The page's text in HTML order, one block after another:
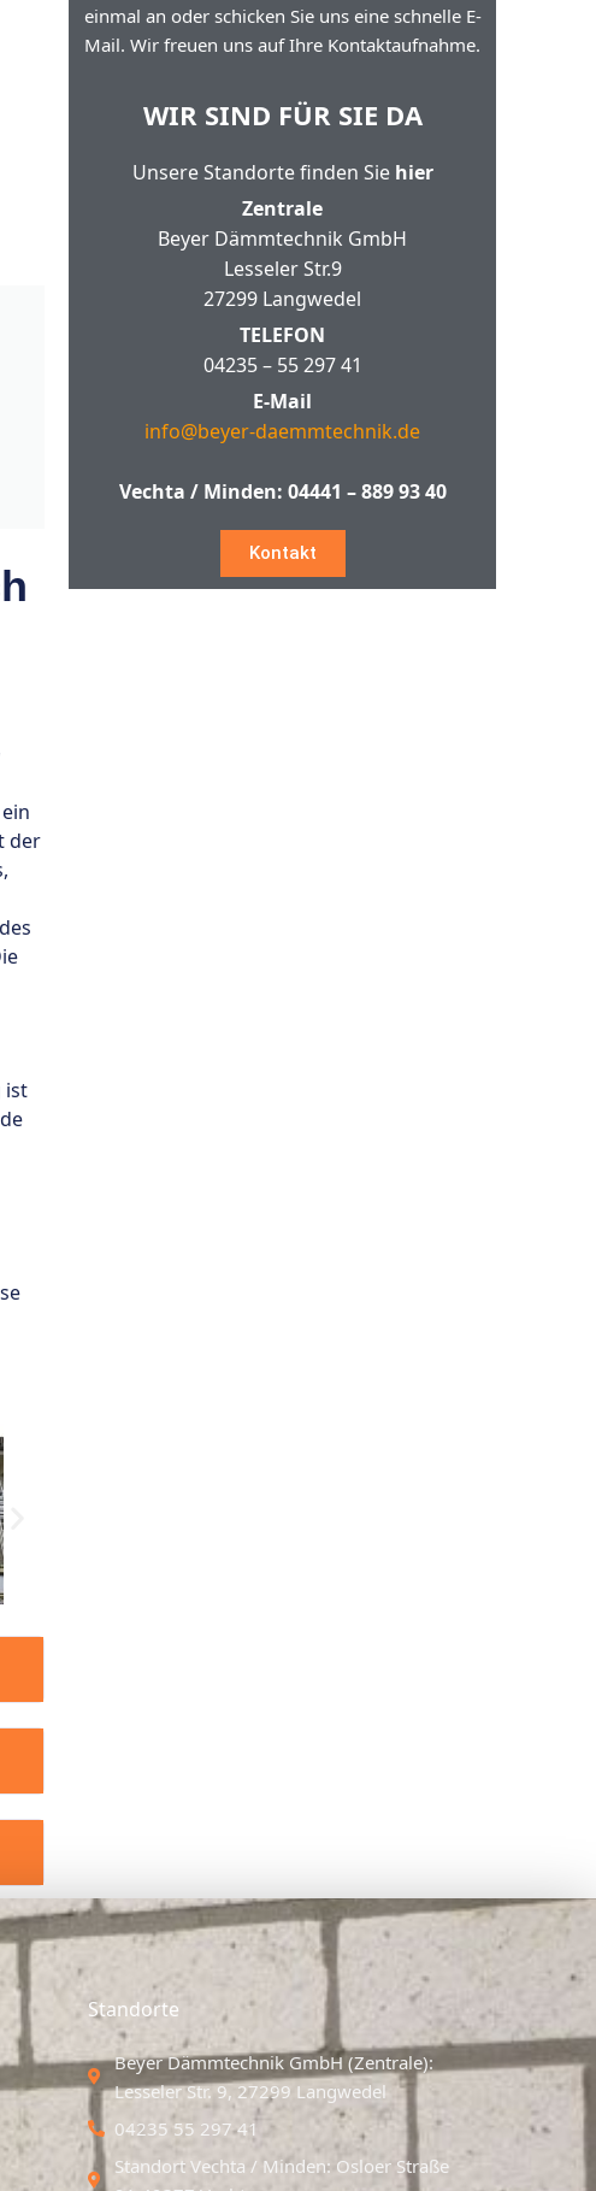
der
ist
einmal an oder schicken Sie uns eine schnelle E-
Mail. Wir freuen uns auf Ihre Kontaktaufnahme.
WIR SIND FÜR SIE DA
Unsere Standorte finden Sie hier
Zentrale
Beyer Dämmtechnik GmbH
Lesseler Str.9
27299 Langwedel
TELEFON
04235 – 55 297 41
E-Mail
info@beyer-daemmtechnik.de
Vechta / Minden: 04441 – 889 93 40
Kontakt
Standorte
Beyer Dämmtechnik GmbH (Zentrale):
Lesseler Str. 9, 27299 Langwedel
04235 55 297 41
Standort Vechta / Minden: Osloer Straße